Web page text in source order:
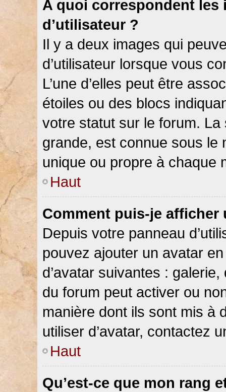
A quoi correspondent les
d’utilisateur ?
Il y a deux images qui
d’utilisateur lorsque vous
L’une d’elles peut être
étoiles ou des blocs
votre statut sur le forum.
grande, est connue sous le
unique ou propre à chaque
Haut
Comment puis-je afficher
Depuis votre panneau
pouvez ajouter un avatar
d’avatar suivantes :
du forum peut activer ou
manière dont ils sont mis à
utiliser d’avatar, contactez
Haut
Qu’est-ce que mon rang